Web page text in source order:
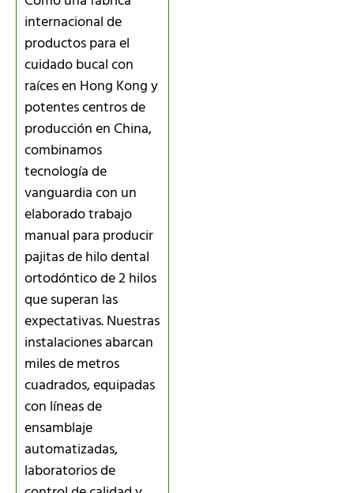
internacional de
productos para el
cuidado bucal con
raíces en Hong Kong y
potentes centros de
producción en China,
combinamos
tecnología de
vanguardia con un
elaborado trabajo
manual para producir
pajitas de hilo dental
ortodóntico de 2 hilos
que superan las
expectativas. Nuestras
instalaciones abarcan
miles de metros
cuadrados, equipadas
con líneas de
ensamblaje
automatizadas,
laboratorios de